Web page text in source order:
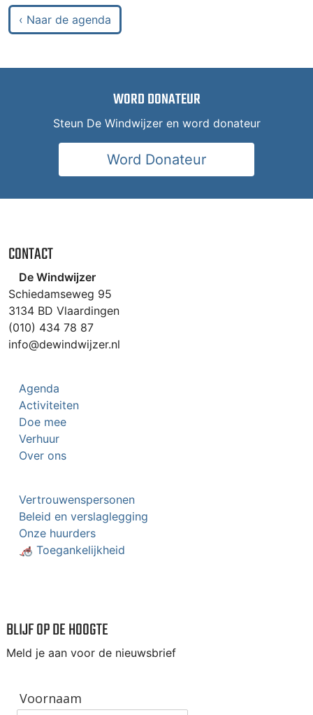
‹ Naar de agenda
WORD DONATEUR
Steun De Windwijzer en word donateur
Word Donateur
CONTACT
De Windwijzer
Schiedamseweg 95
3134 BD Vlaardingen
(010) 434 78 87
info@dewindwijzer.nl
Agenda
Activiteiten
Doe mee
Verhuur
Over ons
Vertrouwenspersonen
Beleid en verslaglegging
Onze huurders
🦽 Toegankelijkheid
BLIJF OP DE HOOGTE
Meld je aan voor de nieuwsbrief
Voornaam